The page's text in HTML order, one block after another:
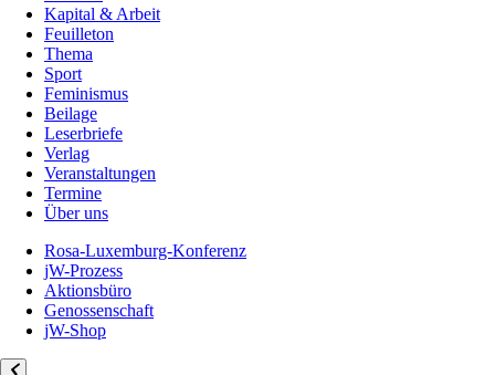
Kapital & Arbeit
Feuilleton
Thema
Sport
Feminismus
Beilage
Leserbriefe
Verlag
Veranstaltungen
Termine
Über uns
Rosa-Luxemburg-Konferenz
jW-Prozess
Aktionsbüro
Genossenschaft
jW-Shop